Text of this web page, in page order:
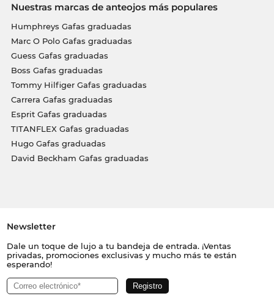
Nuestras marcas de anteojos más populares
Humphreys Gafas graduadas
Marc O Polo Gafas graduadas
Guess Gafas graduadas
Boss Gafas graduadas
Tommy Hilfiger Gafas graduadas
Carrera Gafas graduadas
Esprit Gafas graduadas
TITANFLEX Gafas graduadas
Hugo Gafas graduadas
David Beckham Gafas graduadas
Newsletter
Dale un toque de lujo a tu bandeja de entrada. ¡Ventas
privadas, promociones exclusivas y mucho más te están
esperando!